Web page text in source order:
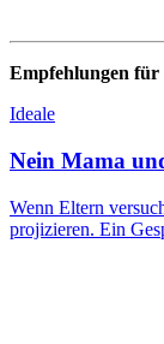
Empfehlungen für
Ideale
Nein Mama
Wenn Eltern
projizieren. Ein